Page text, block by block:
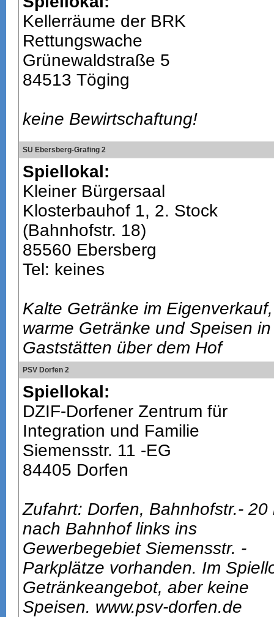
Kellerräume der BRK
Rettungswache
Grünewaldstraße 5
84513 Töging
keine Bewirtschaftung!
SU Ebersberg-Grafing 2
Spiellokal:
Kleiner Bürgersaal
Klosterbauhof 1, 2. Stock
(Bahnhofstr. 18)
85560 Ebersberg
Tel: keines
Kalte Getränke im Eigenverkauf,
warme Getränke und Speisen
Gaststätten über dem Hof
PSV Dorfen 2
Spiellokal:
DZIF-Dorfener Zentrum für
Integration und Familie
Siemensstr. 11 -EG
84405 Dorfen
Zufahrt: Dorfen, Bahnhofstr.- 20
nach Bahnhof links ins
Gewerbegebiet Siemensstr. -
Parkplätze vorhanden. Im
Getränkeangebot, aber keine
Speisen. www.psv-dorfen.de